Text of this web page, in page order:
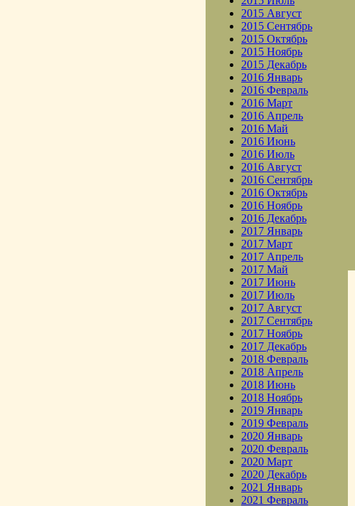
2015 Август
2015 Сентябрь
2015 Октябрь
2015 Ноябрь
2015 Декабрь
2016 Январь
2016 Февраль
2016 Март
2016 Апрель
2016 Май
2016 Июнь
2016 Июль
2016 Август
2016 Сентябрь
2016 Октябрь
2016 Ноябрь
2016 Декабрь
2017 Январь
2017 Март
2017 Апрель
2017 Май
2017 Июнь
2017 Июль
2017 Август
2017 Сентябрь
2017 Ноябрь
2017 Декабрь
2018 Февраль
2018 Апрель
2018 Июнь
2018 Ноябрь
2019 Январь
2019 Февраль
2020 Январь
2020 Февраль
2020 Март
2020 Декабрь
2021 Январь
2021 Февраль